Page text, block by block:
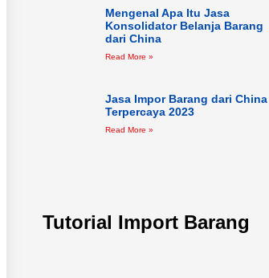
Mengenal Apa Itu Jasa
Konsolidator Belanja Barang
dari China
Read More »
Jasa Impor Barang dari China
Terpercaya 2023
Read More »
Tutorial Import Barang